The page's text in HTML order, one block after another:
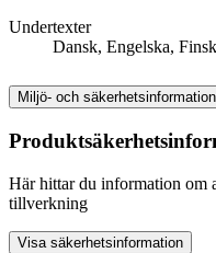
Undertexter
Dansk, Engelska,
Miljö- och säkerhetsinformation
Här hittar du information om
tillverkning
Visa säkerhetsinformation